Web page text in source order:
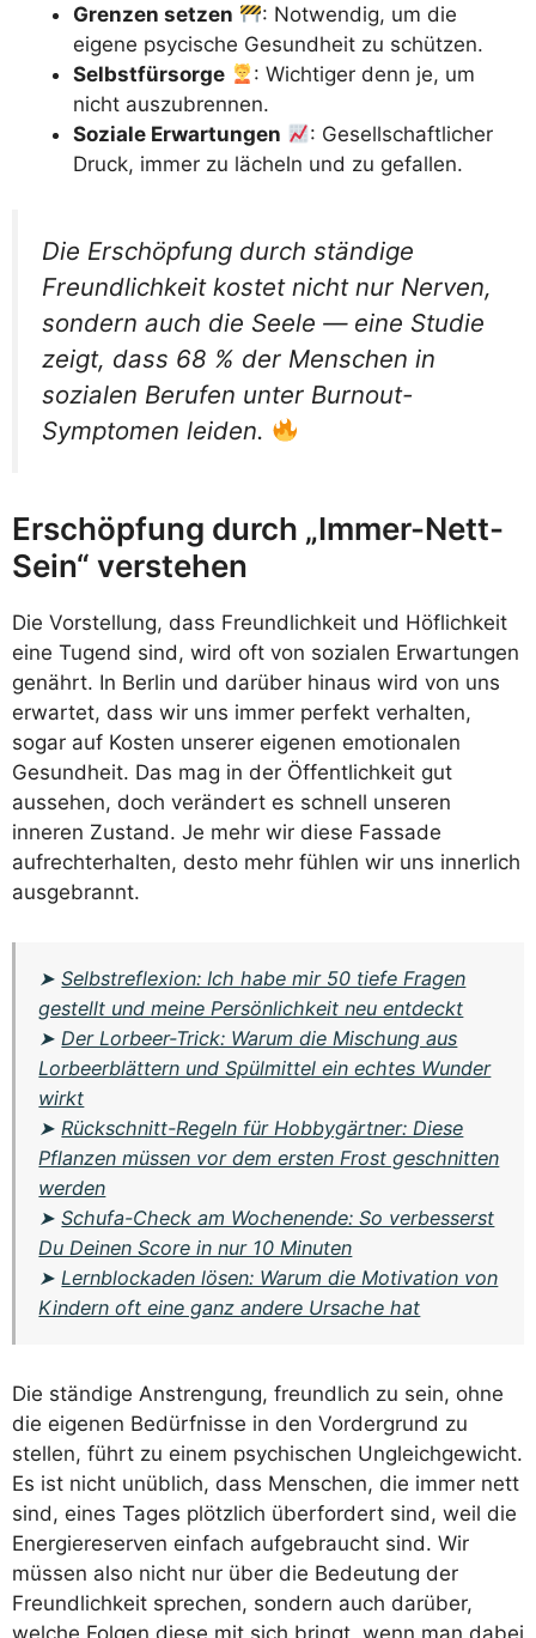
Grenzen setzen
: Notwendig, um die
eigene psycische Gesundheit zu schützen.
Selbstfürsorge
: Wichtiger denn je, um
nicht auszubrennen.
Soziale Erwartungen
: Gesellschaftlicher
Druck, immer zu lächeln und zu gefallen.
Die Erschöpfung durch ständige
Freundlichkeit kostet nicht nur Nerven,
sondern auch die Seele — eine Studie
zeigt, dass 68 % der Menschen in
sozialen Berufen unter Burnout-
Symptomen leiden.
Erschöpfung durch „Immer-Nett-
Sein“ verstehen
Die Vorstellung, dass Freundlichkeit und Höflichkeit
eine Tugend sind, wird oft von sozialen Erwartungen
genährt. In Berlin und darüber hinaus wird von uns
erwartet, dass wir uns immer perfekt verhalten,
sogar auf Kosten unserer eigenen emotionalen
Gesundheit. Das mag in der Öffentlichkeit gut
aussehen, doch verändert es schnell unseren
inneren Zustand. Je mehr wir diese Fassade
aufrechterhalten, desto mehr fühlen wir uns innerlich
ausgebrannt.
➤Selbstreflexion: Ich habe mir 50 tiefe Fragen
gestellt und meine Persönlichkeit neu entdeckt
➤ Der Lorbeer-Trick: Warum die Mischung aus
Lorbeerblättern und Spülmittel ein echtes Wunder
wirkt
➤ Rückschnitt-Regeln für Hobbygärtner: Diese
Pflanzen müssen vor dem ersten Frost geschnitten
werden
➤Schufa-Check am Wochenende: So verbesserst
Du Deinen Score in nur 10 Minuten
➤ Lernblockaden lösen: Warum die Motivation von
Kindern oft eine ganz andere Ursache hat
Die ständige Anstrengung, freundlich zu sein, ohne
die eigenen Bedürfnisse in den Vordergrund zu
stellen, führt zu einem psychischen Ungleichgewicht.
Es ist nicht unüblich, dass Menschen, die immer nett
sind, eines Tages plötzlich überfordert sind, weil die
Energiereserven einfach aufgebraucht sind. Wir
müssen also nicht nur über die Bedeutung der
Freundlichkeit sprechen, sondern auch darüber,
welche Folgen diese mit sich bringt, wenn man dabei